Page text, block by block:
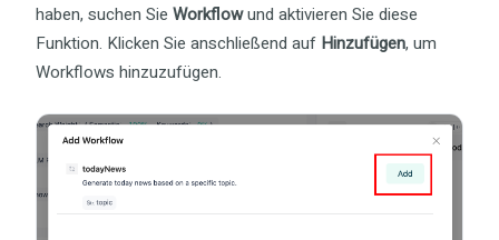
haben, suchen Sie Workflowund aktivieren Sie diese
Funktion. Klicken Sie anschließend auf Hinzufügen, um
Workflows hinzuzufügen.